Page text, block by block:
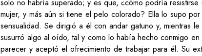
solo no habría superado; y es que, ¿cómo podría
mujer, y más aún si tiene el pelo colorado? Ella lo supo
sensualidad. Se dirigió a él con andar gatuno y, mientras
susurró algo al oído, tal y como lo había hecho conmigo
parecer y aceptó el ofrecimiento de trabajar para él. Su